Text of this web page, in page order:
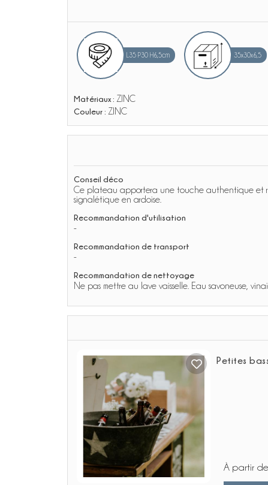
L35 P30 H6,5cm 35x30x6,5
Matériaux : ZINC
Couleur : ZINC
Conseil déco
Ce plateau apportera une touche authentique et
signalétique en ardoise.
Recommandation d'utilisation
-
Recommandation de transport
-
Recommandation de nettoyage
Ne pas mettre au lave vaisselle. Eau savoneuse,
Petites
À partir de